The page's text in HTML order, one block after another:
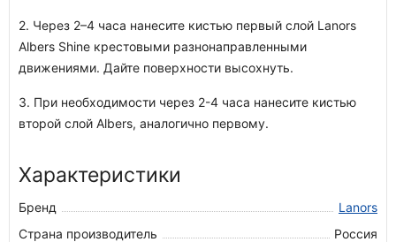
2. Через 2–4 часа нанесите кистью первый слой Lanors
Albers Shine крестовыми разнонаправленными
движениями. Дайте поверхности высохнуть.
3. При необходимости через 2-4 часа нанесите кистью
второй слой Albers, аналогично первому.
Характеристики
Бренд
Lanors
Страна производитель
Россия